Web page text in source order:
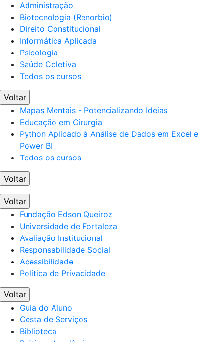
Administração
Biotecnologia (Renorbio)
Direito Constitucional
Informática Aplicada
Psicologia
Saúde Coletiva
Todos os cursos
Voltar
Mapas Mentais - Potencializando Ideias
Educação em Cirurgia
Python Aplicado à Análise de Dados em Excel e
Power BI
Todos os cursos
Voltar
Voltar
Fundação Edson Queiroz
Universidade de Fortaleza
Avaliação Institucional
Responsabilidade Social
Acessibilidade
Política de Privacidade
Voltar
Guia do Aluno
Cesta de Serviços
Biblioteca